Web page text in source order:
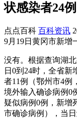
状感染者24例
点点百科 百科资讯
9月19日黄冈市新增
没有。根据查询湖
日0到24时，全省
者11例（鄂州市4例
境外输入确诊病例0
疑似病例0例，新增
市确诊病例），当